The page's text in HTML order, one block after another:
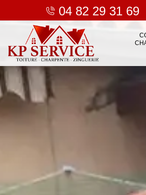
04 82 29 31 69